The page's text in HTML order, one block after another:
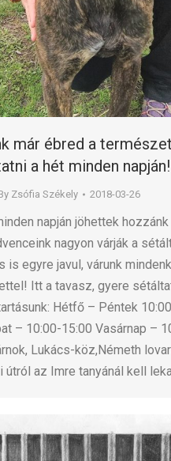
már ébred a
a hét minden
Zsófia Székely 2018-03-26
napján jöhettek
nagyon várják a
is egyre javul, várunk
Itt a tavasz, gyere
Hétfő – Péntek
– 10:00-15:00 Vasárnap –
Lukács-köz,Németh
útról az Imre tanyánál kell